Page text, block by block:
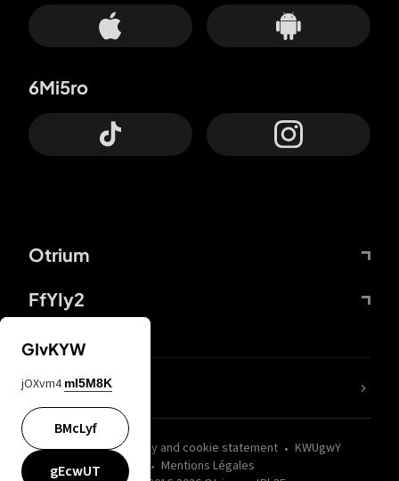
Otrium
FfYIy2
6Mi5ro
wZQPfd Privacy and cookie statement
KWUgwY
Mentions Légales
nLC6tu
GIvKYW
jOXvm4 mI5M8K
BMcLyf
gEcwUT